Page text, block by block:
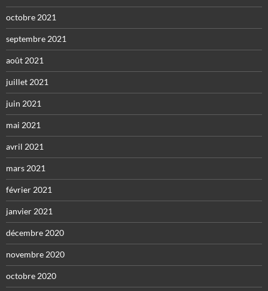
octobre 2021
septembre 2021
août 2021
juillet 2021
juin 2021
mai 2021
avril 2021
mars 2021
février 2021
janvier 2021
décembre 2020
novembre 2020
octobre 2020